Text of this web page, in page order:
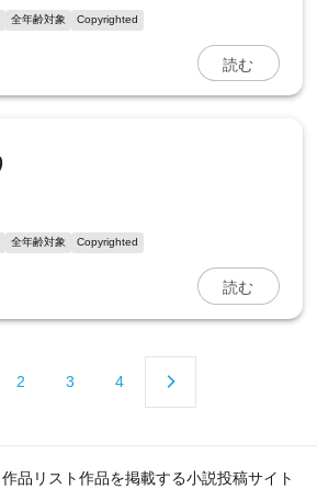
全年齢対象 Copyrighted
読む
全年齢対象 Copyrighted
読む
2 3 4
作品リスト作品を掲載する小説投稿サイト